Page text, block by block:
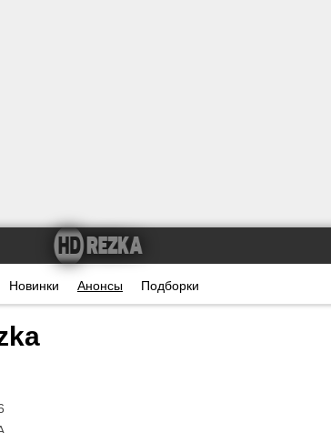
Новинки Анонсы Подборки